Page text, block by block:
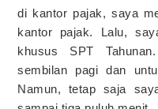
di kantor pajak, saya
kantor pajak. Lalu,
khusus SPT
sembilan pagi dan
Namun, tetap saja